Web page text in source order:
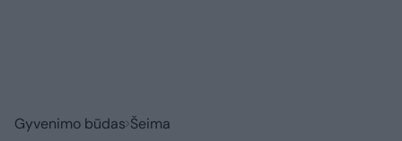
Gyvenimo būdas Šeima